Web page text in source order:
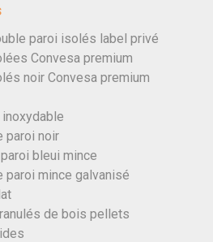
paroi isolés label privé
Convesa premium
noir Convesa premium
paroi noir
bleui mince
paroi mince galvanisé
de bois pellets